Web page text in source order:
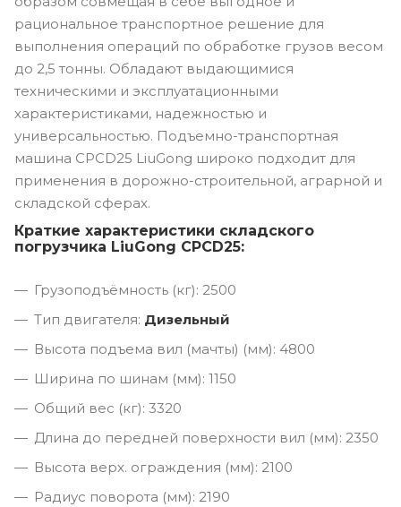
рациональное транспортное решение для
выполнения операций по обработке грузов весом
до 2,5 тонны. Обладают выдающимися
техническими и эксплуатационными
характеристиками, надежностью и
универсальностью. Подъемно-транспортная
машина CPCD25 LiuGong широко подходит для
применения в дорожно-строительной, аграрной и
складской сферах.
Краткие характеристики складского
погрузчика LiuGong CPCD25:
Грузоподъёмность (кг): 2500
Тип двигателя: Дизельный
Высота подъема вил (мачты) (мм): 4800
Ширина по шинам (мм): 1150
Общий вес (кг): 3320
Длина до передней поверхности вил (мм): 2350
Высота верх. ограждения (мм): 2100
Радиус поворота (мм): 2190